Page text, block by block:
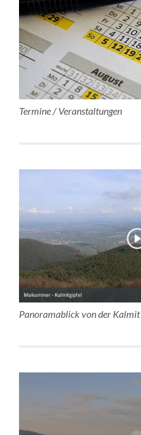
Termine / Veranstaltungen
Panoramablick von der Kalmit